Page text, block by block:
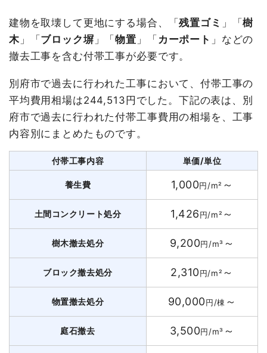
建物を取壊して更地にする場合、「残置ゴミ 」「樹
木」「 ブロック塀 」「物置 」「 カーポート 」などの
撤去工事を含む付帯工事が必要です。
別府市で過去に行われた工事において、付帯工事の
平均費用相場は244,513円でした。下記の表は、別
府市で過去に行われた付帯工事費用の相場を、工事
内容別にまとめたものです。
付帯工事内容 単価/単位
養生費 1,000円/m² ～
土間コンクリート処分 1,426円/m² ～
樹木撤去処分 9,200円/m³ ～
ブロック撤去処分 2,310円/m² ～
物置撤去処分 90,000円/棟 ～
庭石撤去 3,500円/m³ ～